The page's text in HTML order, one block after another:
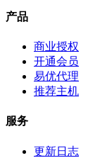
产品
商业授权
开通会员
易优代理
推荐主机
服务
更新日志